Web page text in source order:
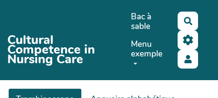
Cultural
Competence in
Nursing Care
Bac à
sable
Menu
exemple